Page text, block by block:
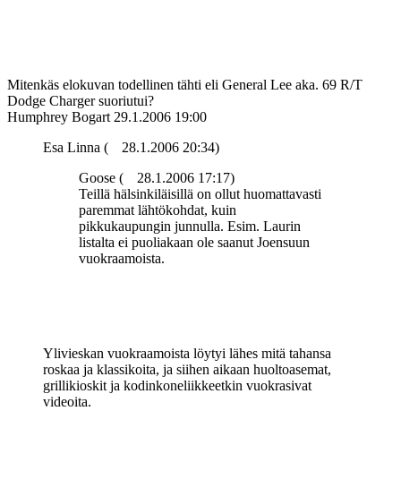
Mitenkäs elokuvan todellinen tähti eli General Lee aka. 69 R/T
Dodge Charger suoriutui?
Humphrey Bogart 29.1.2006 19:00
Esa Linna (
28.1.2006 20:34)
Goose (
28.1.2006 17:17)
Teillä hälsinkiläisillä on ollut huomattavasti
paremmat lähtökohdat, kuin
pikkukaupungin junnulla. Esim. Laurin
listalta ei puoliakaan ole saanut Joensuun
vuokraamoista.
Ylivieskan vuokraamoista löytyi lähes mitä tahansa
roskaa ja klassikoita, ja siihen aikaan huoltoasemat,
grillikioskit ja kodinkoneliikkeetkin vuokrasivat
videoita.